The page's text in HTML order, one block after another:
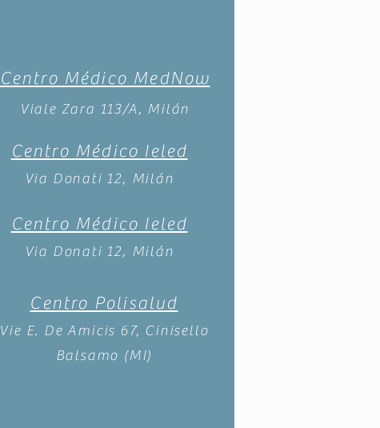
Centro Médico MedNow
Viale Zara 113/A, Milán
Centro Médico Ieled
Via Donati 12, Milán
Centro Médico Ieled
Via Donati 12, Milán
Centro Polisalud
Vie E. De Amicis 67, Cinisello
Balsamo (MI)